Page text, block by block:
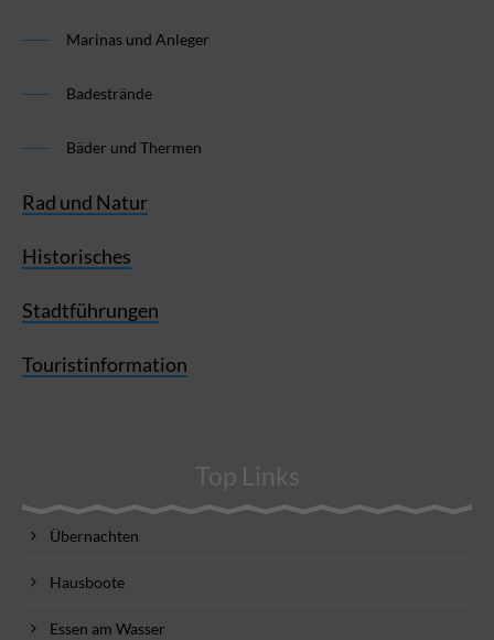
Marinas und Anleger
Badestrände
Bäder und Thermen
Rad und Natur
Historisches
Stadtführungen
Touristinformation
Top Links
Übernachten
Hausboote
Essen am Wasser